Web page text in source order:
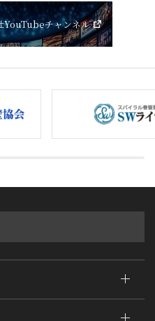
YouTubeチャンネル